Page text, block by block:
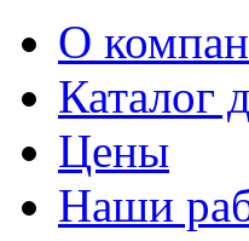
О
Каталог
Цены
Наши